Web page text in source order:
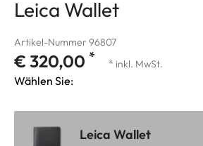
Leica Wallet
Artikel-Nummer 96807
€ 320,00 * * inkl. MwSt.
Wählen Sie:
Leica Wallet